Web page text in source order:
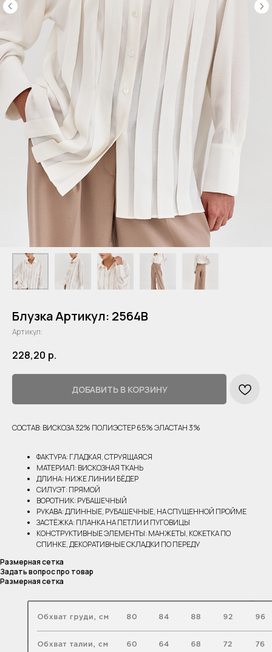
Блузка Артикул: 2564B
Артикул:
228,20 р.
ДОБАВИТЬ В КОРЗИНУ
СОСТАВ: ВИСКОЗА 32% ПОЛИЭСТЕР 65% ЭЛАСТАН 3%
ФАКТУРА: ГЛАДКАЯ, СТРУЯЩАЯСЯ
МАТЕРИАЛ: ВИСКОЗНАЯ ТКАНЬ
ДЛИНА: НИЖЕ ЛИНИИ БЁДЕР
СИЛУЭТ: ПРЯМОЙ
ВОРОТНИК: РУБАШЕЧНЫЙ
РУКАВА: ДЛИННЫЕ, РУБАШЕЧНЫЕ, НА СПУЩЕННОЙ ПРОЙМЕ
ЗАСТЁЖКА: ПЛАНКА НА ПЕТЛИ И ПУГОВИЦЫ
КОНСТРУКТИВНЫЕ ЭЛЕМЕНТЫ: МАНЖЕТЫ, КОКЕТКА ПО
СПИНКЕ, ДЕКОРАТИВНЫЕ СКЛАДКИ ПО ПЕРЕДУ
Размерная сетка
Задать вопрос про товар
Размерная сетка